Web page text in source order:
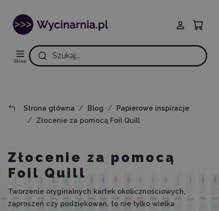
Sklep
Szukaj...
Strona główna Blog
Papierowe inspiracje
Złocenie za pomocą Foil Quill
Złocenie za pomocą
Foil Quill
Tworzenie oryginalnych kartek okolicznościowych,
zaproszeń czy podziękowań, to nie tylko wielka